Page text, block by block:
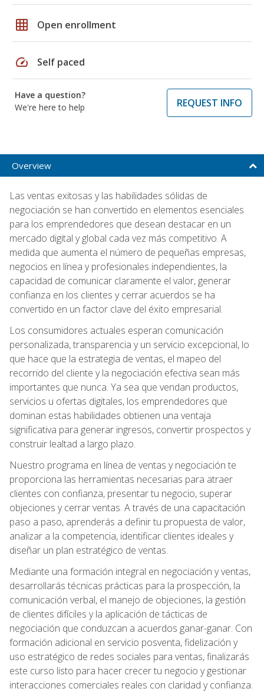
grid_on Open enrollment
speed Self paced
Have a question?
We're here to help
REQUEST INFO
Overview
Las ventas exitosas y las habilidades sólidas de
negociación se han convertido en elementos esenciales
para los emprendedores que desean destacar en un
mercado digital y global cada vez más competitivo. A
medida que aumenta el número de pequeñas empresas,
negocios en línea y profesionales independientes, la
capacidad de comunicar claramente el valor, generar
confianza en los clientes y cerrar acuerdos se ha
convertido en un factor clave del éxito empresarial.
Los consumidores actuales esperan comunicación
personalizada, transparencia y un servicio excepcional, lo
que hace que la estrategia de ventas, el mapeo del
recorrido del cliente y la negociación efectiva sean más
importantes que nunca. Ya sea que vendan productos,
servicios u ofertas digitales, los emprendedores que
dominan estas habilidades obtienen una ventaja
significativa para generar ingresos, convertir prospectos y
construir lealtad a largo plazo.
Nuestro programa en línea de ventas y negociación te
proporciona las herramientas necesarias para atraer
clientes con confianza, presentar tu negocio, superar
objeciones y cerrar ventas. A través de una capacitación
paso a paso, aprenderás a definir tu propuesta de valor,
analizar a la competencia, identificar clientes ideales y
diseñar un plan estratégico de ventas.
Mediante una formación integral en negociación y ventas,
desarrollarás técnicas prácticas para la prospección, la
comunicación verbal, el manejo de objeciones, la gestión
de clientes difíciles y la aplicación de tácticas de
negociación que conduzcan a acuerdos ganar-ganar. Con
formación adicional en servicio posventa, fidelización y
uso estratégico de redes sociales para ventas, finalizarás
este curso listo para hacer crecer tu negocio y gestionar
interacciones comerciales reales con claridad y confianza.